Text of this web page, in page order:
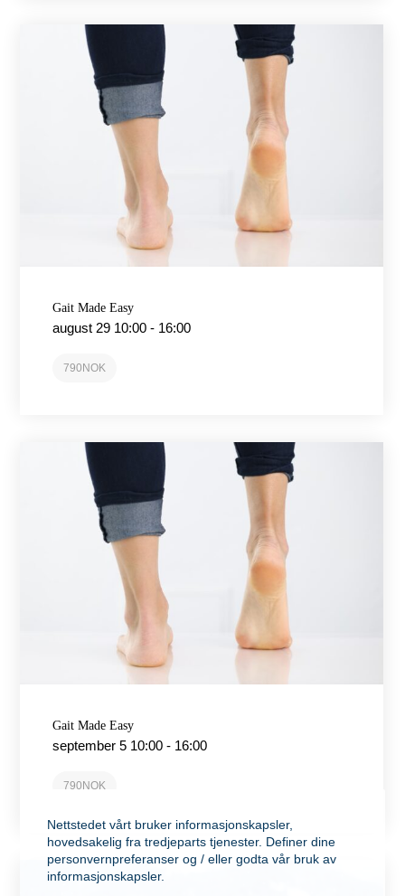
Gait Made Easy
august 29 10:00 - 16:00
790NOK
Gait Made Easy
september 5 10:00 - 16:00
790NOK
Nettstedet vårt bruker informasjonskapsler,
hovedsakelig fra tredjeparts tjenester. Definer dine
personvernpreferanser og / eller godta vår bruk av
informasjonskapsler.